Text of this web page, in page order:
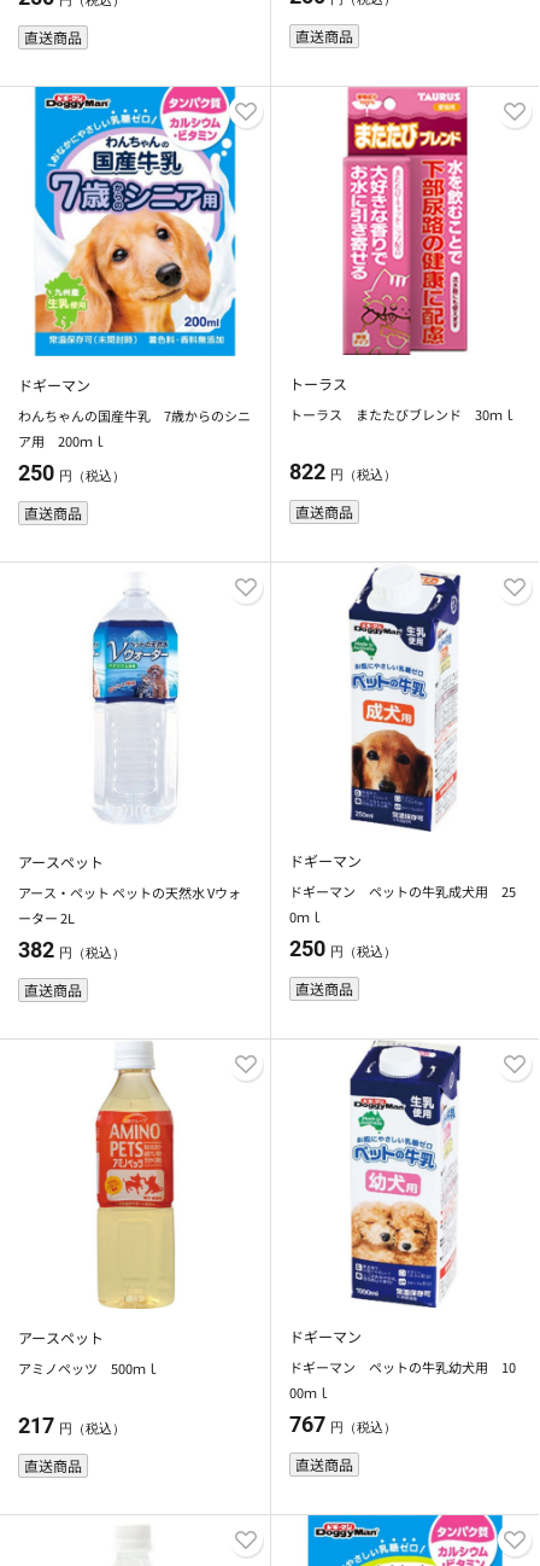
直送商品 直送商品
ドギーマン
わんちゃんの国産牛乳 7歳からのシニ
ア用 200ｍｌ
250 円（税込）
直送商品
トーラス
トーラス またたびブレンド 30ｍｌ
822 円（税込）
直送商品
アースペット
アース・ペット ペットの天然水 Vウォ
ーター 2L
382 円（税込）
直送商品
ドギーマン
ドギーマン ペットの牛乳成犬用 25
0ｍｌ
250 円（税込）
直送商品
アースペット
アミノペッツ 500ｍｌ
217 円（税込）
直送商品
ドギーマン
ドギーマン ペットの牛乳幼犬用 10
00ｍｌ
767 円（税込）
直送商品